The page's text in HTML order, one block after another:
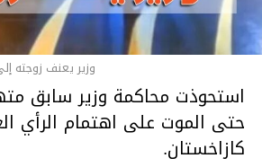
وزير يعنف زوجته
استحوذت محاكمة وزير سابق
حتى الموت على اهتمام الرأي
كازاخستان.